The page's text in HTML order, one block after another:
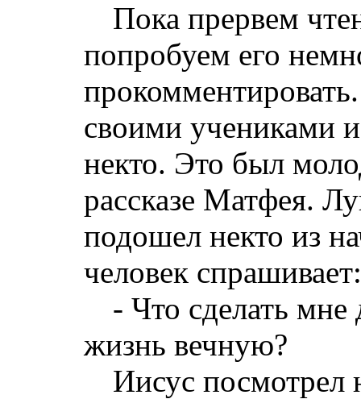
Пока прервем
попробуем его
своими учениками
некто. Это был
рассказе Матфея.
подошел некто из
человек спрашивает:
‑ Что сделать
жизнь вечную?
Иисус посмотрел